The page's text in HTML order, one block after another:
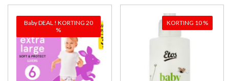
Baby DEAL ! KORTING 20
%
KORTING 10 %